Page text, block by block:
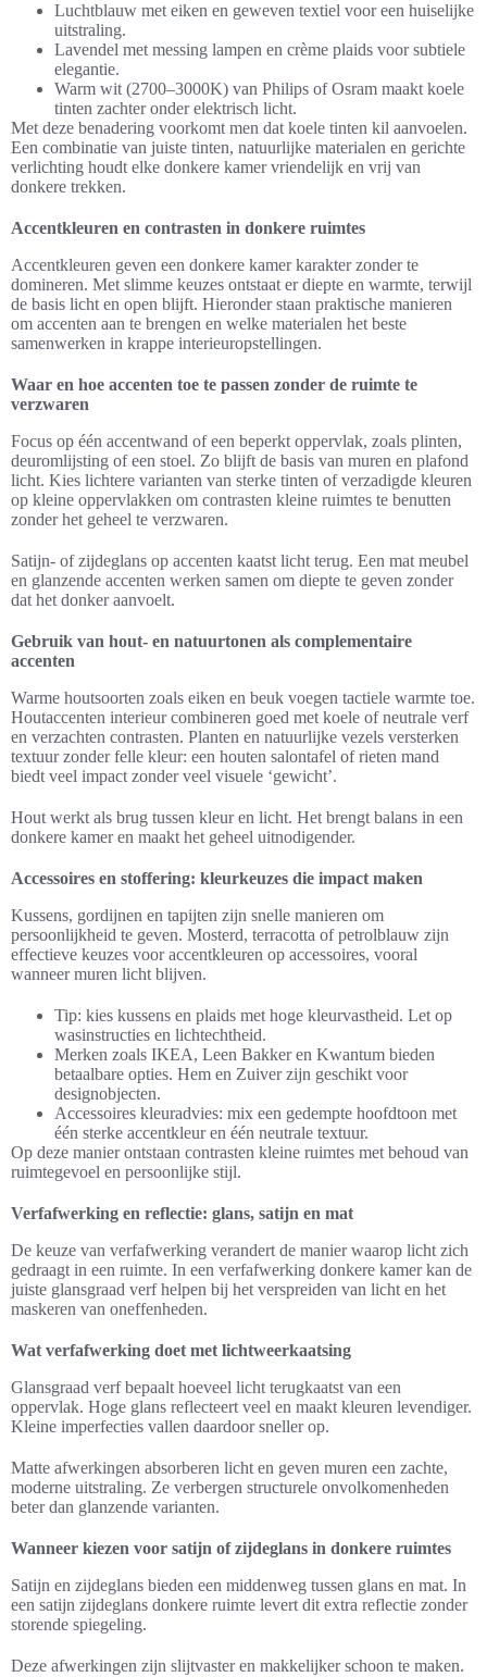
Luchtblauw met eiken en geweven textiel voor een huiselijke
uitstraling.
Lavendel met messing lampen en crème plaids voor subtiele
elegantie.
Warm wit (2700–3000K) van Philips of Osram maakt koele
tinten zachter onder elektrisch licht.
Met deze benadering voorkomt men dat koele tinten kil aanvoelen.
Een combinatie van juiste tinten, natuurlijke materialen en gerichte
verlichting houdt elke donkere kamer vriendelijk en vrij van
donkere trekken.
Accentkleuren en contrasten in donkere ruimtes
Accentkleuren geven een donkere kamer karakter zonder te
domineren. Met slimme keuzes ontstaat er diepte en warmte, terwijl
de basis licht en open blijft. Hieronder staan praktische manieren
om accenten aan te brengen en welke materialen het beste
samenwerken in krappe interieuropstellingen.
Waar en hoe accenten toe te passen zonder de ruimte te
verzwaren
Focus op één accentwand of een beperkt oppervlak, zoals plinten,
deuromlijsting of een stoel. Zo blijft de basis van muren en plafond
licht. Kies lichtere varianten van sterke tinten of verzadigde kleuren
op kleine oppervlakken om contrasten kleine ruimtes te benutten
zonder het geheel te verzwaren.
Satijn- of zijdeglans op accenten kaatst licht terug. Een mat meubel
en glanzende accenten werken samen om diepte te geven zonder
dat het donker aanvoelt.
Gebruik van hout- en natuurtonen als complementaire
accenten
Warme houtsoorten zoals eiken en beuk voegen tactiele warmte toe.
Houtaccenten interieur combineren goed met koele of neutrale verf
en verzachten contrasten. Planten en natuurlijke vezels versterken
textuur zonder felle kleur: een houten salontafel of rieten mand
biedt veel impact zonder veel visuele ‘gewicht’.
Hout werkt als brug tussen kleur en licht. Het brengt balans in een
donkere kamer en maakt het geheel uitnodigender.
Accessoires en stoffering: kleurkeuzes die impact maken
Kussens, gordijnen en tapijten zijn snelle manieren om
persoonlijkheid te geven. Mosterd, terracotta of petrolblauw zijn
effectieve keuzes voor accentkleuren op accessoires, vooral
wanneer muren licht blijven.
Tip: kies kussens en plaids met hoge kleurvastheid. Let op
wasinstructies en lichtechtheid.
Merken zoals IKEA, Leen Bakker en Kwantum bieden
betaalbare opties. Hem en Zuiver zijn geschikt voor
designobjecten.
Accessoires kleuradvies: mix een gedempte hoofdtoon met
één sterke accentkleur en één neutrale textuur.
Op deze manier ontstaan contrasten kleine ruimtes met behoud van
ruimtegevoel en persoonlijke stijl.
Verfafwerking en reflectie: glans, satijn en mat
De keuze van verfafwerking verandert de manier waarop licht zich
gedraagt in een ruimte. In een verfafwerking donkere kamer kan de
juiste glansgraad verf helpen bij het verspreiden van licht en het
maskeren van oneffenheden.
Wat verfafwerking doet met lichtweerkaatsing
Glansgraad verf bepaalt hoeveel licht terugkaatst van een
oppervlak. Hoge glans reflecteert veel en maakt kleuren levendiger.
Kleine imperfecties vallen daardoor sneller op.
Matte afwerkingen absorberen licht en geven muren een zachte,
moderne uitstraling. Ze verbergen structurele onvolkomenheden
beter dan glanzende varianten.
Wanneer kiezen voor satijn of zijdeglans in donkere ruimtes
Satijn en zijdeglans bieden een middenweg tussen glans en mat. In
een satijn zijdeglans donkere ruimte levert dit extra reflectie zonder
storende spiegeling.
Deze afwerkingen zijn slijtvaster en makkelijker schoon te maken.